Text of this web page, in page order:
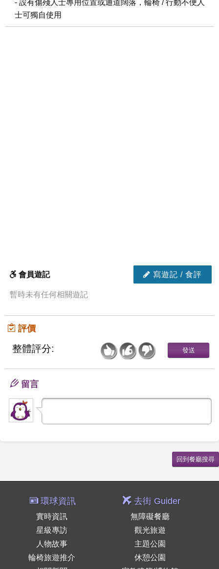
- 設有傷殘人士專用位置或通道闊落，輪椅 / 行動不便人
士可獨自使用
寫遊記 / 食評
會員遊記
暫時未有任何相關遊記
評價
整體評分:
留言
環球資訊
實時資訊
星級專訪
人物故事
輪椅旅遊推介
去街 Guider
無障礙餐廳
觀光旅遊
主題公園
休憩公園